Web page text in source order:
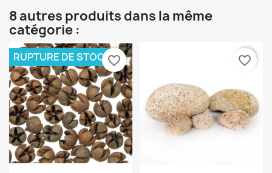
8 autres produits dans la même
catégorie :
RUPTURE DE STOCKfavorite_border favorite_border